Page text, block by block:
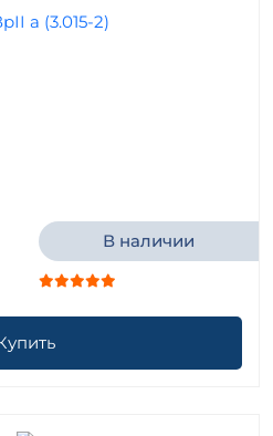
В наличии